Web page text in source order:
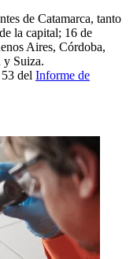
de Catamarca, tanto
la capital; 16 de
Aires, Córdoba,
y Suiza.
del Informe de